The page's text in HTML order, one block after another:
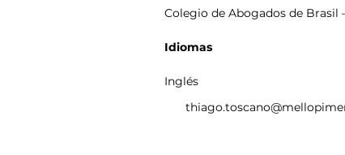
Colegio de Abogados de Brasil
Idiomas
Inglés